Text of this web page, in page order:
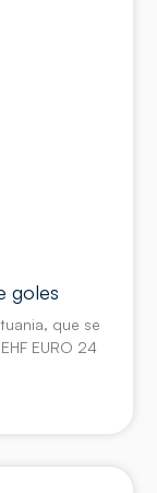
goles
que se
EURO 24